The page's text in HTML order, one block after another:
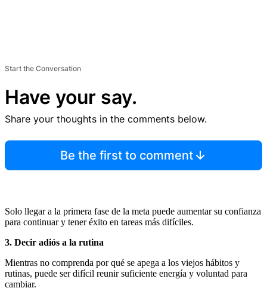
Start the Conversation
Have your say.
Share your thoughts in the comments below.
Be the first to comment
Solo llegar a la primera fase de la meta puede aumentar su confianza
para continuar y tener éxito en tareas más difíciles.
3. Decir adiós a la rutina
Mientras no comprenda por qué se apega a los viejos hábitos y
rutinas, puede ser difícil reunir suficiente energía y voluntad para
cambiar.